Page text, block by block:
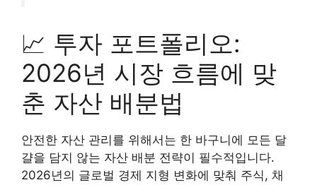
📈 투자 포트폴리오:
2026년 시장 흐름에 맞
춘 자산 배분법
안전한 자산 관리를 위해서는 한 바구니에 모든 달
걀을 담지 않는 자산 배분 전략이 필수적입니다.
2026년의 글로벌 경제 지형 변화에 맞춰 주식, 채